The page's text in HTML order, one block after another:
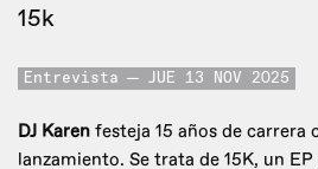
15k
Entrevista JUE 13 NOV 2025
DJ Karen festeja 15 años de carrera
lanzamiento. Se trata de 15K, un